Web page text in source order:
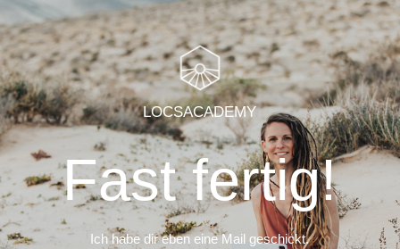
LOCSACADEMY
Fast fertig!
Ich habe dir eben eine Mail geschickt.